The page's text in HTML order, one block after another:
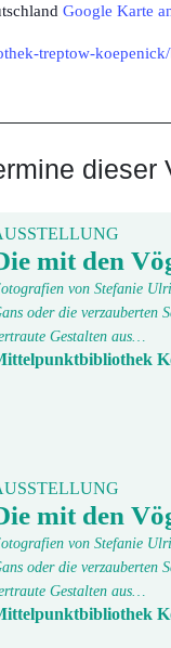
Google Karte
treptow-
dieser
mit den
von Stefanie
oder die verzauberten
Gestalten aus…
mit den
von Stefanie
oder die verzauberten
Gestalten aus…